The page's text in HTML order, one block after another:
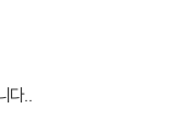
다..